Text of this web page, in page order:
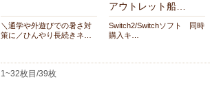
＼通学や外遊びでの暑さ対
策に／ひんやり長続きネ…
アウトレット船…
Switch2/Switchソフト 同時
購入キ…
1~32枚目/39枚